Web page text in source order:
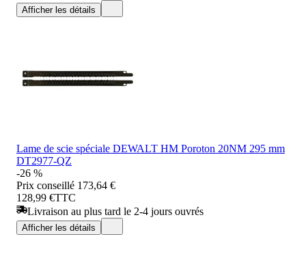
Afficher les détails
Lame de scie spéciale DEWALT HM Poroton 20NM 295 mm
DT2977-QZ
-26 %
Prix conseillé 173,64 €
128,99 €TTC
Livraison au plus tard le 2-4 jours ouvrés
Afficher les détails